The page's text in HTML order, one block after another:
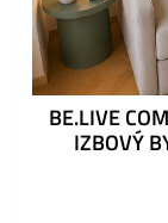
BE.LIVE
IZBOVÝ